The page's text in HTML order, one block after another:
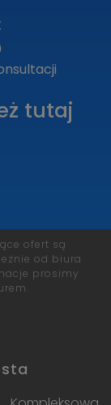
tutaj
ofert są
od biura
prosimy